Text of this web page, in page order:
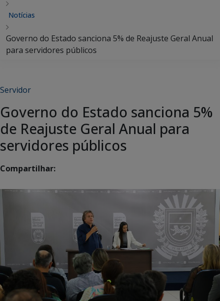
Notícias
Governo do Estado sanciona 5% de Reajuste Geral Anual
para servidores públicos
Servidor
Governo do Estado sanciona 5%
de Reajuste Geral Anual para
servidores públicos
Compartilhar: